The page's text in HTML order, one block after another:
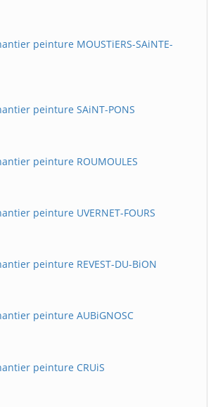
peinture MOUSTiERS-SAiNTE-
peinture SAiNT-PONS
peinture ROUMOULES
peinture UVERNET-FOURS
peinture REVEST-DU-BiON
peinture AUBiGNOSC
peinture CRUiS